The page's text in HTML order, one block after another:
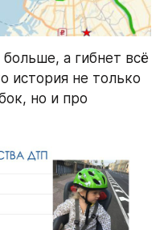
а гибнет всё
история не только
но и про